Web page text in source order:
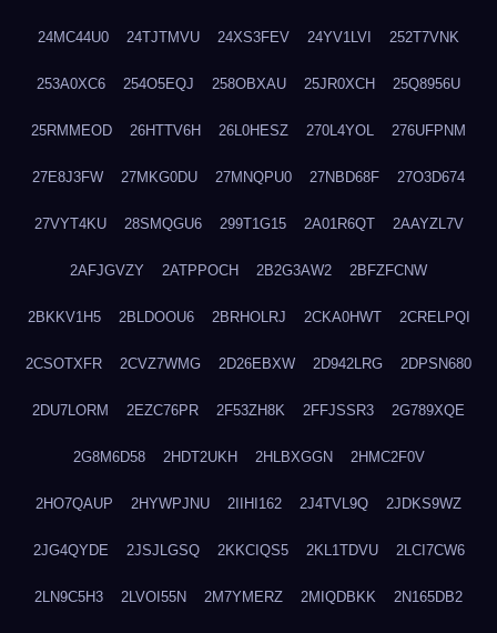
24MC44U0 24TJTMVU 24XS3FEV 24YV1LVI 252T7VNK
253A0XC6 254O5EQJ 258OBXAU 25JR0XCH 25Q8956U
25RMMEOD 26HTTV6H 26L0HESZ 270L4YOL 276UFPNM
27E8J3FW 27MKG0DU 27MNQPU0 27NBD68F 27O3D674
27VYT4KU 28SMQGU6 299T1G15 2A01R6QT 2AAYZL7V
2AFJGVZY 2ATPPOCH 2B2G3AW2 2BFZFCNW
2BKKV1H5 2BLDOOU6 2BRHOLRJ 2CKA0HWT 2CRELPQI
2CSOTXFR 2CVZ7WMG 2D26EBXW 2D942LRG 2DPSN680
2DU7LORM 2EZC76PR 2F53ZH8K 2FFJSSR3 2G789XQE
2G8M6D58 2HDT2UKH 2HLBXGGN 2HMC2F0V
2HO7QAUP 2HYWPJNU 2IIHI162 2J4TVL9Q 2JDKS9WZ
2JG4QYDE 2JSJLGSQ 2KKCIQS5 2KL1TDVU 2LCI7CW6
2LN9C5H3 2LVOI55N 2M7YMERZ 2MIQDBKK 2N165DB2